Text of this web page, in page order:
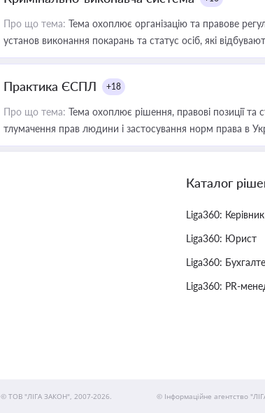
Про що тема: Тема охоплює організацію та правове
установ виконання покарань та статус осіб, які
Практика ЄСПЛ +18
Про що тема: Тема охоплює рішення, правові позиції
тлумачення прав людини і застосування норм права в
Каталог
Liga360: Керівник
Liga360: Юрист
Liga360:
Liga360: PR-
© ТОВ "ЛІГА ЗАКОН", 2007-2026. © Інформаційне агентство